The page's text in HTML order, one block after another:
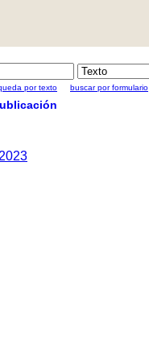
por texto buscar por formulario
2023